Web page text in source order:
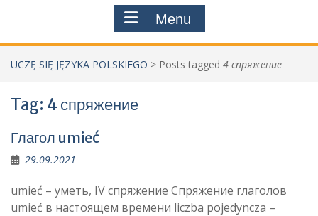
Menu
UCZĘ SIĘ JĘZYKA POLSKIEGO > Posts tagged 4 спряжение
Tag: 4 спряжение
Глагол umieć
29.09.2021
umieć – уметь, IV спряжение Спряжение глаголов
umieć в настоящем времени liczba pojedyncza –